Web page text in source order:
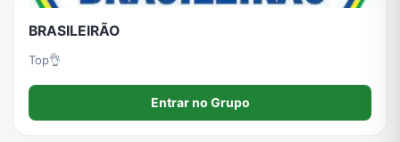
BRASILEIRÃO
Top👌
Entrar no Grupo